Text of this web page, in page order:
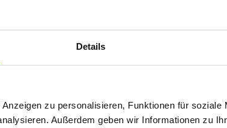
Details
zu personalisieren, Funktionen für soziale
Außerdem geben wir Informationen zu
&
29.07.1994 und Ende 2007
Widerrufsbelehrung mit der Folgte,
der eingezahlten Beiträge nebst
erstatte. Mit Urteil vom
angewandt